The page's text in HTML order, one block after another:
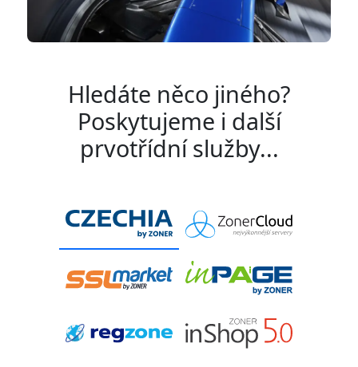
Hledáte něco jiného?
Poskytujeme i další
prvotřídní služby...